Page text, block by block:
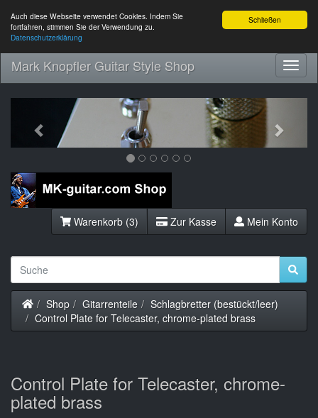
Schließen
Auch diese Webseite verwendet Cookies. Indem Sie
fortfahren, stimmen Sie der Verwendung zu.
Datenschutzerklärung
Mark Knopfler Guitar Style Shop
Previous
Warenkorb (3) Zur Kasse Mein Konto
Startseite
Shop Gitarrenteile
Schlagbretter (bestückt/leer)
Control Plate for Telecaster, chrome-plated brass
Control Plate for Telecaster, chrome-
plated brass